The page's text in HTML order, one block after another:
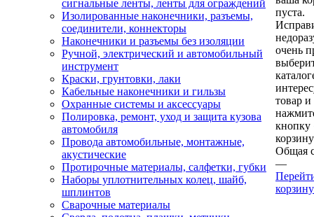
сигнальные ленты, ленты для ограждений
Изолированные наконечники, разъемы,
соединители, коннекторы
Наконечники и разъемы без изоляции
Ручной, электрический и автомобильный
инструмент
Краски, грунтовки, лаки
Кабельные наконечники и гильзы
Охранные системы и аксессуары
Полировка, ремонт, уход и защита кузова
автомобиля
Провода автомобильные, монтажные,
акустические
Протирочные материалы, салфетки, губки
Наборы уплотнительных колец, шайб,
шплинтов
Сварочные материалы
пуста.
очень
товар и
кнопку
Общая
—
корзину